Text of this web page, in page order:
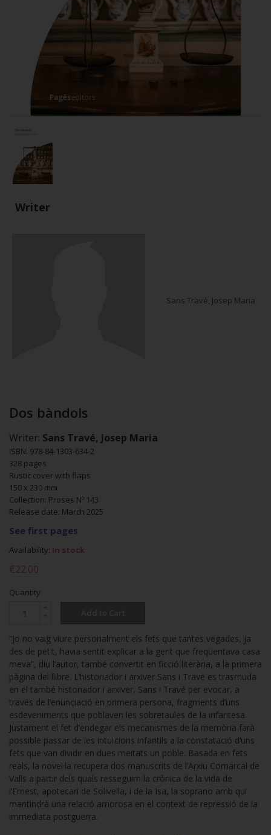
Writer
Sans Travé, Josep Maria
Dos bàndols
Writer: Sans Travé, Josep Maria
ISBN: 978-84-1303-634-2
328 pages
Rustic cover with flaps
150 x 230 mm
Collection: Proses Nº 143
Release date: March 2025
See first pages
Availability: In stock
€22.00
Quantity
“Jo no vaig viure personalment els fets que tantes vegades, ja
des de petit, havia sentit explicar a la gent que freqüentava casa
meva”, diu l’autor, també convertit en ficció literària, a la primera
pàgina del llibre. L’historiador i arxiver Sans i Travé es trasmuda
en el també historiador i arxiver, Sans i Travé per evocar, a
través de l’enunciació en primera persona, fragments d’uns
esdeveniments que poblaven les sobretaules de la infantesa.
Justament el fet d’endegar els mecanismes de la memòria farà
possible passar de les intuïcions infantils a la constatació d’uns
fets que van dividir en dues meitats un poble. Basada en fets
reals, la novel·la recupera dos manuscrits de l’Arxiu Comarcal de
Valls a partir dels quals resseguim la crònica de la vida de
l’Ernest, apotecari de Solivella, i de la Isa, la soprano amb qui
mantindrà una relació amorosa en el context de repressió de la
immediata postguerra.